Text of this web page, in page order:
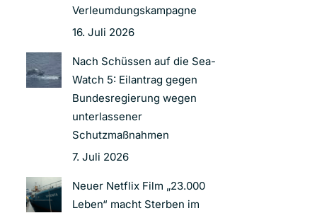
Verleumdungskampagne
16. Juli 2026
Nach Schüssen auf die Sea-
Watch 5: Eilantrag gegen
Bundesregierung wegen
unterlassener
Schutzmaßnahmen
7. Juli 2026
Neuer Netflix Film „23.000
Leben“ macht Sterben im